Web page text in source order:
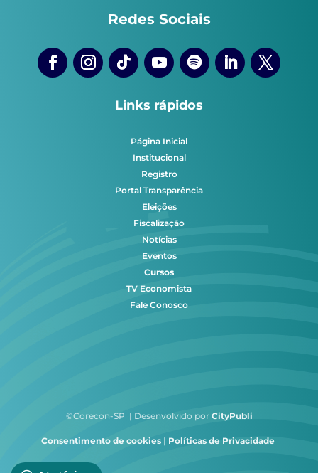
Redes Sociais
Links rápidos
Página Inicial
Institucional
Registro
Portal Transparência
Eleições
Fiscalização
Notícias
Eventos
Cursos
TV Economista
Fale Conosco
©Corecon-SP | Desenvolvido por CityPubli
Consentimento de cookies | Políticas de Privacidade